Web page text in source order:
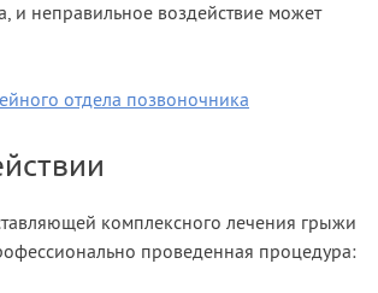
и неправильное воздействие может
комплексного лечения грыжи
проведенная процедура: